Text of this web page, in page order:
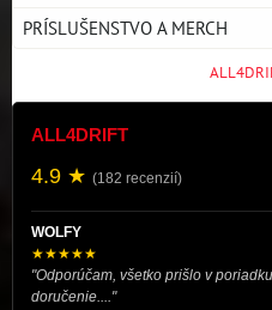
PRÍSLUŠENSTVO A MERCH
ALL4DRIFT
4.9 ★ (182 recenzií)
WOLFY
★★★★★
"Odporúčam, všetko prišlo v
doručenie...."